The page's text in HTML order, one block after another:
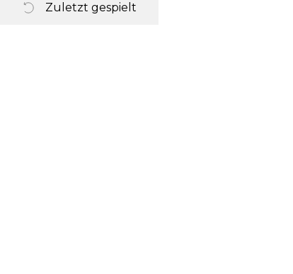
Zuletzt gespielt